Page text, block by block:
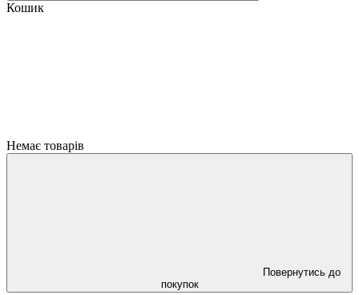
Кошик
Немає товарів
Повернутись до
покупок